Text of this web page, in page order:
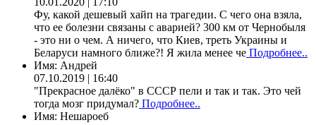
Фу, какой дешевый хайп на трагедии. С чего она взяла,
что ее болезни связаны с аварией? 300 км от Чернобыля
- это ни о чем. А ничего, что Киев, треть Украины и
Беларуси намного ближе?! Я жила менее че Подробнее..
Имя: Андрей
07.10.2019 | 16:40
"Прекрасное далёко" в СССР пели и так и так. Это чей
тогда мозг придумал? Подробнее..
Имя: Нешароеб